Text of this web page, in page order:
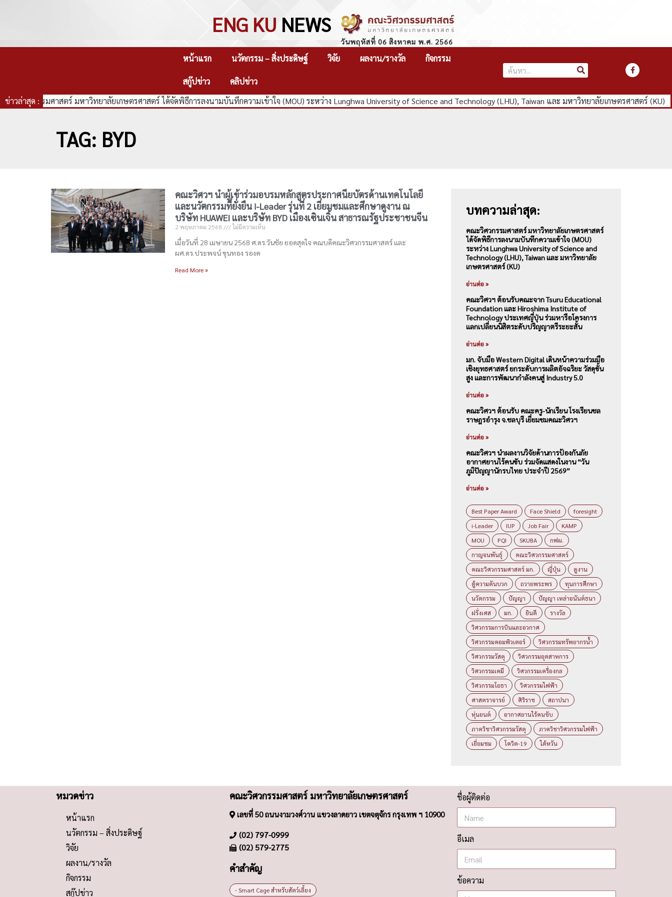
ENG KU NEWS
วันพฤหัสที่ 06 สิงหาคม พ.ศ. 2566
หน้าแรก นวัตกรรม – สิ่งประดิษฐ์ วิจัย ผลงาน/รางวัล กิจกรรม
สกู๊ปข่าว
คลิปข่าว
ข่าวล่าสุด :
คณะวิศวกรรมศาสตร์ มหาวิทยาลัยเกษตรศาสตร์ ได้จัดพิธีการลงนามบันทึกความเข้าใจ (MOU) ระหว่าง Lunghwa University of Science and Technology (LHU), Taiwan และ มหาวิทยาลัยเกษตรศาสตร์ (KU)
TAG: BYD
คณะวิศวฯ นำผู้เข้าร่วมอบรมหลักสูตรประกาศนียบัตรด้านเทคโนโลยี
และนวัตกรรมที่ยั่งยืน i-Leader รุ่นที่ 2 เยี่ยมชมและศึกษาดูงาน ณ
บริษัท HUAWEI และบริษัท BYD เมืองเซินเจิ้น สาธารณรัฐประชาชนจีน
2 พฤษภาคม 2568 ไม่มีความเห็น
เมื่อวันที่ 28 เมษายน 2568 ศ.ดร.วันชัย ยอดสุดใจ คณบดีคณะวิศวกรรมศาสตร์ และ
ผศ.ดร.ประพจน์ ขุนทอง รองค
Read More »
บทความล่าสุด:
คณะวิศวกรรมศาสตร์ มหาวิทยาลัยเกษตรศาสตร์
ได้จัดพิธีการลงนามบันทึกความเข้าใจ (MOU)
ระหว่าง Lunghwa University of Science and
Technology (LHU), Taiwan และ มหาวิทยาลัย
เกษตรศาสตร์ (KU)
อ่านต่อ »
คณะวิศวฯ ต้อนรับคณะจาก Tsuru Educational
Foundation และ Hiroshima Institute of
Technology ประเทศญี่ปุ่น ร่วมหารือโครงการ
แลกเปลี่ยนนิสิตระดับปริญญาตรีระยะสั้น
อ่านต่อ »
มก. จับมือ Western Digital เดินหน้าความร่วมมือ
เชิงยุทธศาสตร์ ยกระดับการผลิตอัจฉริยะ วัสดุขั้น
สูง และการพัฒนากำลังคนสู่ Industry 5.0
อ่านต่อ »
คณะวิศวฯ ต้อนรับ คณะครู-นักเรียน โรงเรียนชล
ราษฎรอำรุง จ.ชลบุรี เยี่ยมชมคณะวิศวฯ
อ่านต่อ »
คณะวิศวฯ นำผลงานวิจัยด้านการป้องกันภัย
อากาศยานไร้คนขับ ร่วมจัดแสดงในงาน “วัน
ภูมิปัญญานักรบไทย ประจำปี 2569”
อ่านต่อ »
Best Paper Award Face Shield
foresight
i-Leader
IUP Job Fair
KAMP
MOU
PQI SKUBA
กฟผ.
กาญจนพันธุ์
คณะวิศวกรรมศาสตร์
คณะวิศวกรรมศาสตร์ มก.
ญี่ปุ่น
ดูงาน
ตู้ความดันบวก
ถวายพระพร
ทุนการศึกษา
นวัตกรรม
ปัญญา
ปัญญา เหล่าอนันต์ธนา
ฝรั่งเศส
มก. ยินดี
รางวัล
วิศวกรรมการบินและอวกาศ
วิศวกรรมคอมพิวเตอร์
วิศวกรรมทรัพยากรน้ำ
วิศวกรรมวัสดุ
วิศวกรรมอุตสาหการ
วิศวกรรมเคมี
วิศวกรรมเครื่องกล
วิศวกรรมโยธา
วิศวกรรมไฟฟ้า
ศาสตราจารย์
ศิริราช
สถาปนา
หุ่นยนต์
อากาศยานไร้คนขับ
ภาควิชาวิศวกรรมวัสดุ
ภาควิชาวิศวกรรมไฟฟ้า
เยี่ยมชม
โควิด-19 ไต้หวัน
หมวดข่าว
หน้าแรก
นวัตกรรม – สิ่งประดิษฐ์
วิจัย
ผลงาน/รางวัล
กิจกรรม
สกู๊ปข่าว
คณะวิศวกรรมศาสตร์ มหาวิทยาลัยเกษตรศาสตร์
เลขที่ 50 ถนนงามวงศ์วาน แขวงลาดยาว เขตจตุจักร กรุงเทพ ฯ 10900
(02) 797-0999
(02) 579-2775
คำสำคัญ
- Smart Cage สำหรับสัตว์เลี้ยง
ชื่อผู้ติดต่อ
อีเมล
ข้อความ